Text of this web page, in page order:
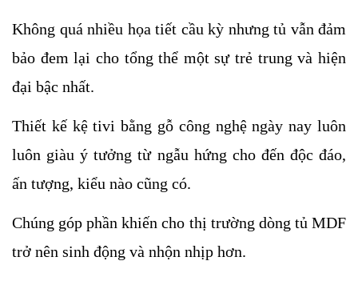
Không quá nhiều họa tiết cầu kỳ nhưng tủ vẫn đảm
bảo đem lại cho tổng thể một sự trẻ trung và hiện
đại bậc nhất.
Thiết kế kệ tivi bằng gỗ công nghệ ngày nay luôn
luôn giàu ý tưởng từ ngẫu hứng cho đến độc đáo,
ấn tượng, kiểu nào cũng có.
Chúng góp phần khiến cho thị trường dòng tủ MDF
trở nên sinh động và nhộn nhịp hơn.